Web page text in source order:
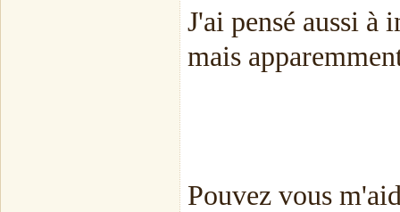
J'ai pensé aussi à
mais
Pouvez vous